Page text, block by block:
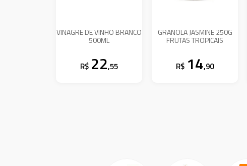
VINAGRE DE VINHO BRANCO
500ML
R$ 22,55
GRANOLA JASMINE 250G
FRUTAS TROPICAIS
R$ 14,90